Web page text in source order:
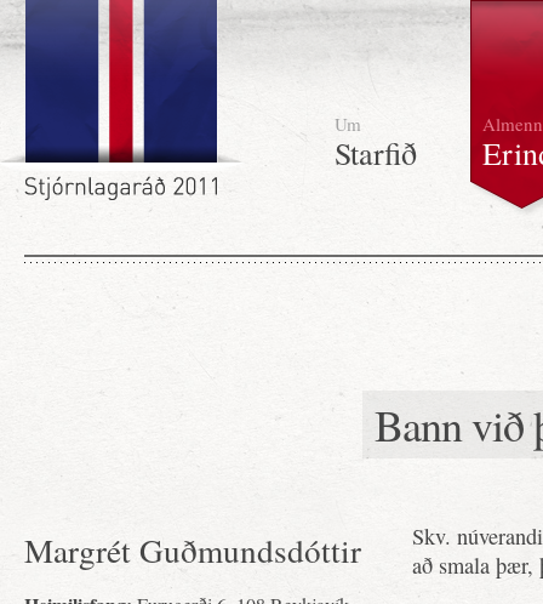
Um
Starfið
Almenn
Bann við
Margrét Guðmundsdóttir
Skv.
að smala þær,